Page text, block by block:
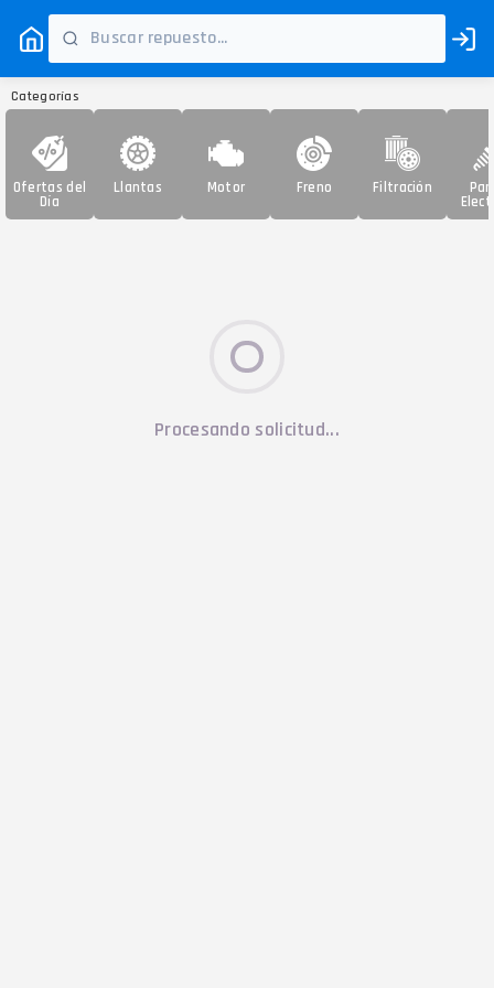
Categorías
Ofertas del
Día
Llantas Motor Freno Filtración
Procesando solicitud...